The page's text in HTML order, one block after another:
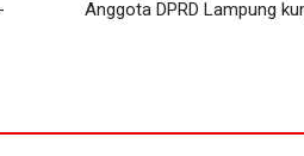
Anggota DPRD Lampung